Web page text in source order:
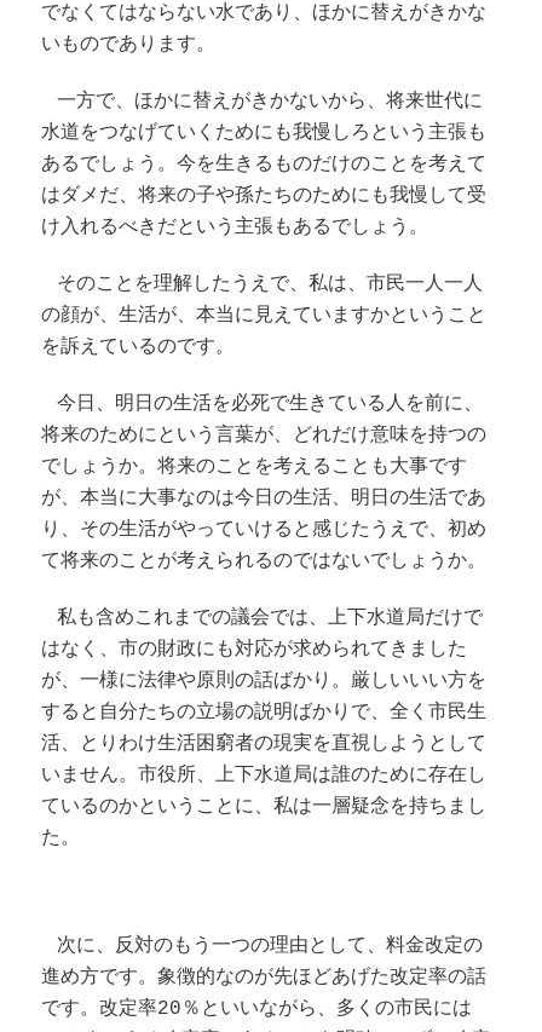
でなくてはならない水であり、ほかに替えがきかな
いものであります。
一方で、ほかに替えがきかないから、将来世代に
水道をつなげていくためにも我慢しろという主張も
あるでしょう。今を生きるものだけのことを考えて
はダメだ、将来の子や孫たちのためにも我慢して受
け入れるべきだという主張もあるでしょう。
そのことを理解したうえで、私は、市民一人一人
の顔が、生活が、本当に見えていますかということ
を訴えているのです。
今日、明日の生活を必死で生きている人を前に、
将来のためにという言葉が、どれだけ意味を持つの
でしょうか。将来のことを考えることも大事です
が、本当に大事なのは今日の生活、明日の生活であ
り、その生活がやっていけると感じたうえで、初め
て将来のことが考えられるのではないでしょうか。
私も含めこれまでの議会では、上下水道局だけで
はなく、市の財政にも対応が求められてきました
が、一様に法律や原則の話ばかり。厳しいいい方を
すると自分たちの立場の説明ばかりで、全く市民生
活、とりわけ生活困窮者の現実を直視しようとして
いません。市役所、上下水道局は誰のために存在し
ているのかということに、私は一層疑念を持ちまし
た。
次に、反対のもう一つの理由として、料金改定の
進め方です。象徴的なのが先ほどあげた改定率の話
です。改定率20％といいながら、多くの市民には